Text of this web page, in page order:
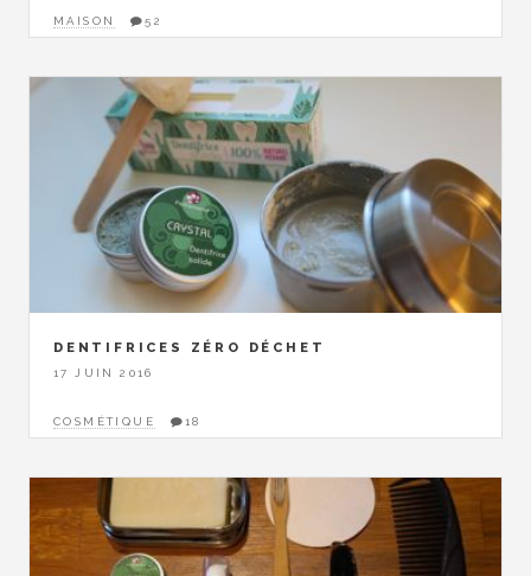
MAISON 52
DENTIFRICES ZÉRO DÉCHET
17 JUIN 2016
COSMÉTIQUE 18